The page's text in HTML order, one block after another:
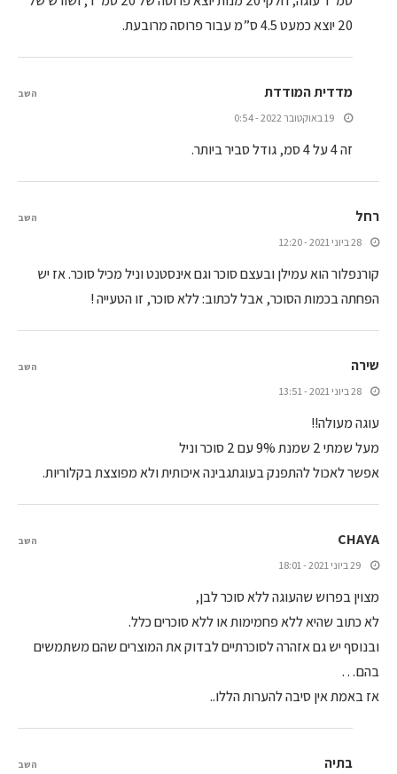
20 יוצא כמעט 4.5 ס”מ עבור פרוסה מרובעת.
מדדית המודדת
19 באוקטובר 2022 - 0:54
זה 4 על 4 סמ, גודל סביר ביותר.
השב
רחל
28 ביוני 2021 - 12:20
קורנפלור הוא עמילן ובעצם סוכר וגם אינסטנט וניל מכיל סוכר. אז יש
הפחתה בכמות הסוכר, אבל לכתוב: ללא סוכר, זו הטעייה !
השב
שירה
28 ביוני 2021 - 13:51
עוגה מעולה!!
מעל שמתי 2 שמנת 9% עם 2 סוכר וניל
אפשר לאכול להתפנק בעוגתגבינה איכותית ולא מפוצצת בקלוריות.
השב
CHAYA
29 ביוני 2021 - 18:01
מצוין בפרוש שהעוגה ללא סוכר לבן,
לא כתוב שהיא ללא פחמימות או ללא סוכרים כלל.
ובנוסף יש גם אזהרה לסוכרתיים לבדוק את המוצרים שהם משתמשים
בהם…
אז באמת אין סיבה להערות הללו..
השב
בתיה השב